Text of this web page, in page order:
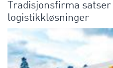
Tradisjonsfirma
logistikkløsninger